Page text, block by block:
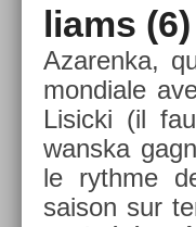
liams (6)
Azaren­ka,
mon­diale
Li­sic­ki (il
wanska
le rythme
saison sur